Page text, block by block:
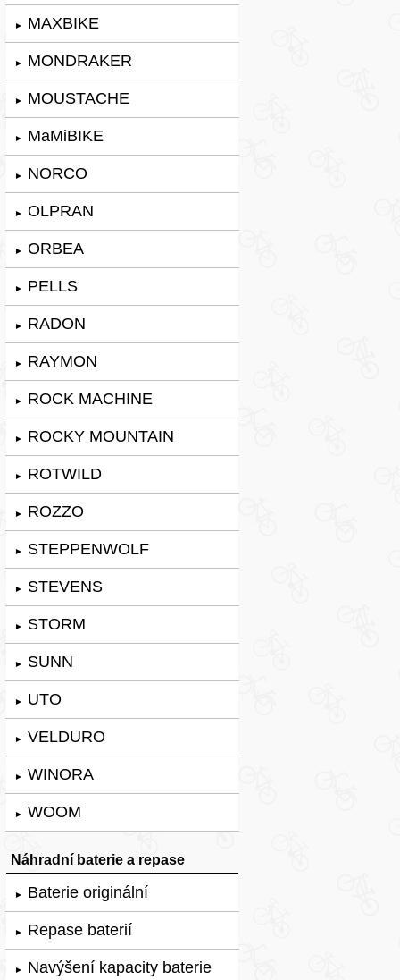
► MAXBIKE
► MONDRAKER
► MOUSTACHE
► MaMiBIKE
► NORCO
► OLPRAN
► ORBEA
► PELLS
► RADON
► RAYMON
► ROCK MACHINE
► ROCKY MOUNTAIN
► ROTWILD
► ROZZO
► STEPPENWOLF
► STEVENS
► STORM
► SUNN
► UTO
► VELDURO
► WINORA
► WOOM
Náhradní baterie a repase
► Baterie originální
► Repase baterií
► Navýšení kapacity baterie